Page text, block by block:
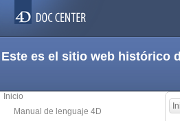
Este es el sitio web histórico
Inicio
Manual de lenguaje 4D